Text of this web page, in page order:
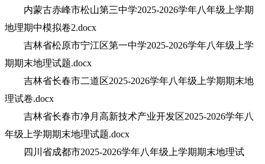
内蒙古赤峰市松山第三中学2025-2026学年八年级上学期
地理期中模拟卷2.docx
吉林省松原市宁江区第一中学2025-2026学年八年级上学
期期末地理试题.docx
吉林省长春市二道区2025-2026学年八年级上学期期末地
理试卷.docx
吉林省长春市净月高新技术产业开发区2025-2026学年八
年级上学期期末地理试题.docx
四川省成都市2025-2026学年八年级上学期期末地理试